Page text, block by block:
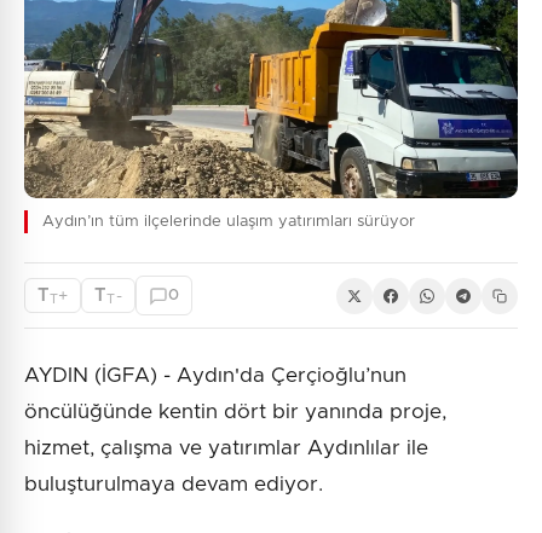
Aydın’ın tüm ilçelerinde ulaşım yatırımları sürüyor
TT+ TT - 0
AYDIN (İGFA) - Aydın'da Çerçioğlu’nun
öncülüğünde kentin dört bir yanında proje,
hizmet, çalışma ve yatırımlar Aydınlılar ile
buluşturulmaya devam ediyor.